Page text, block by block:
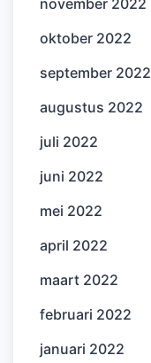
oktober 2022
september 2022
augustus 2022
juli 2022
juni 2022
mei 2022
april 2022
maart 2022
februari 2022
januari 2022